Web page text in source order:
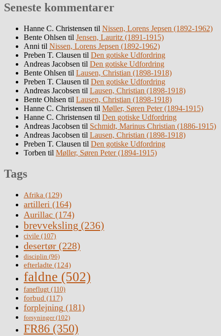
Seneste kommentarer
Hanne C. Christensen til Nissen, Lorens Jepsen (1892-1962)
Bente Ohlsen til Jensen, Lauritz (1891-1915)
Anni til Nissen, Lorens Jepsen (1892-1962)
Preben T. Clausen til Den gotiske Udfordring
Andreas Jacobsen til Den gotiske Udfordring
Bente Ohlsen til Lausen, Christian (1898-1918)
Preben T. Clausen til Den gotiske Udfordring
Andreas Jacobsen til Lausen, Christian (1898-1918)
Bente Ohlsen til Lausen, Christian (1898-1918)
Hanne C. Christensen til Møller, Søren Peter (1894-1915)
Hanne C. Christensen til Den gotiske Udfordring
Andreas Jacobsen til Schmidt, Marinus Christian (1886-1915)
Andreas Jacobsen til Lausen, Christian (1898-1918)
Preben T. Clausen til Den gotiske Udfordring
Torben til Møller, Søren Peter (1894-1915)
Tags
Afrika (129)
artilleri (164)
Aurillac (174)
brevveksling (236)
civile (107)
desertør (228)
disciplin (96)
efterladte (124)
faldne (502)
faneflugt (110)
forbud (117)
forplejning (181)
forsyninger(102)
FR86 (350)